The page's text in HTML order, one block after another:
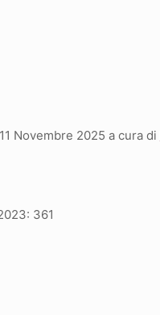
Novembre 2025 a cura di
361